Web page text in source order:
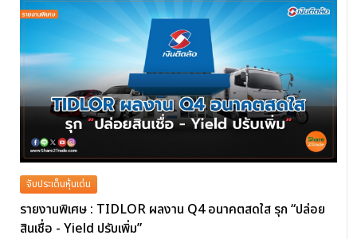
จับประเด็นหุ้นเด่น
รายงานพิเศษ : TIDLOR ผลงาน Q4 อนาคตสดใส รุก “ปล่อย
สินเชื่อ - Yield ปรับเพิ่ม”